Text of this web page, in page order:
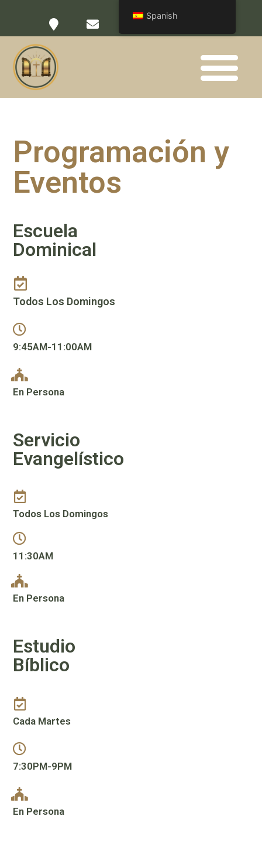
Programación y
Eventos
Escuela
Dominical
Todos Los Domingos
9:45AM-11:00AM
En Persona
Servicio
Evangelístico
Todos Los Domingos
11:30AM
En Persona
Estudio
Bíblico
Cada Martes
7:30PM-9PM
En Persona
Spanish